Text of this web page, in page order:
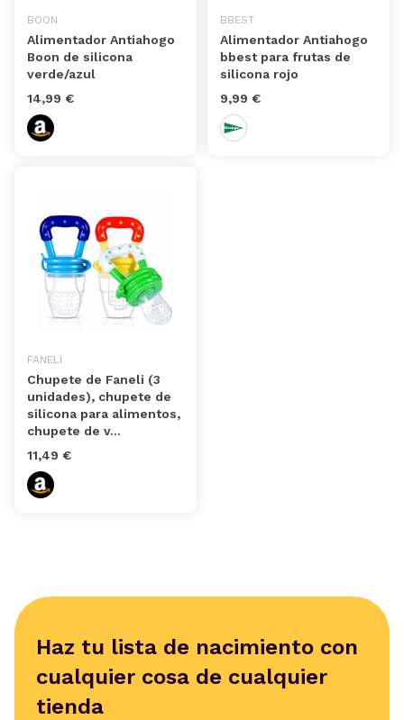
BOON
Alimentador Antiahogo
Boon de silicona
verde/azul
14,99 €
BBEST
Alimentador Antiahogo
bbest para frutas de
silicona rojo
9,99 €
FANELI
Chupete de Faneli (3
unidades), chupete de
silicona para alimentos,
chupete de v...
11,49 €
Haz tu lista de nacimiento con
cualquier cosa de cualquier
tienda